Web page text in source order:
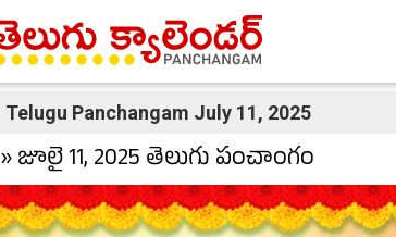
Telugu Panchangam July 11, 2025
» జూలై 11, 2025 తెలుగు పంచాంగం